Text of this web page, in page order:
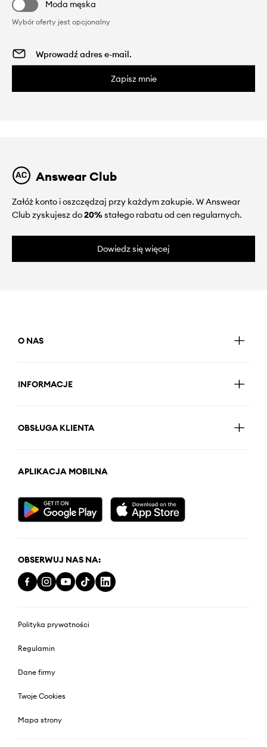
Moda męska
Wybór oferty jest opcjonalny
Zapisz mnie
Answear Club
Załóż konto i oszczędzaj przy każdym zakupie. W Answear
Club zyskujesz do20%stałego rabatu od cen regularnych.
Dowiedz się więcej
O NAS
INFORMACJE
OBSŁUGA KLIENTA
APLIKACJA MOBILNA
OBSERWUJ NAS NA:
Polityka prywatności
Regulamin
Dane firmy
Twoje Cookies
Mapa strony